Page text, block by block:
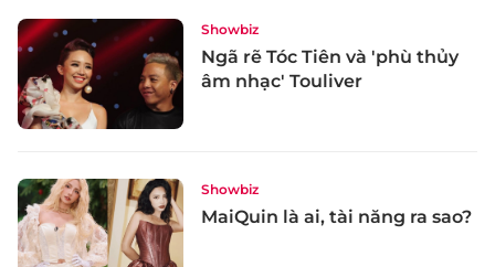
Showbiz
Ngã rẽ Tóc Tiên và 'phù thủy
âm nhạc' Touliver
Showbiz
MaiQuin là ai, tài năng ra sao?